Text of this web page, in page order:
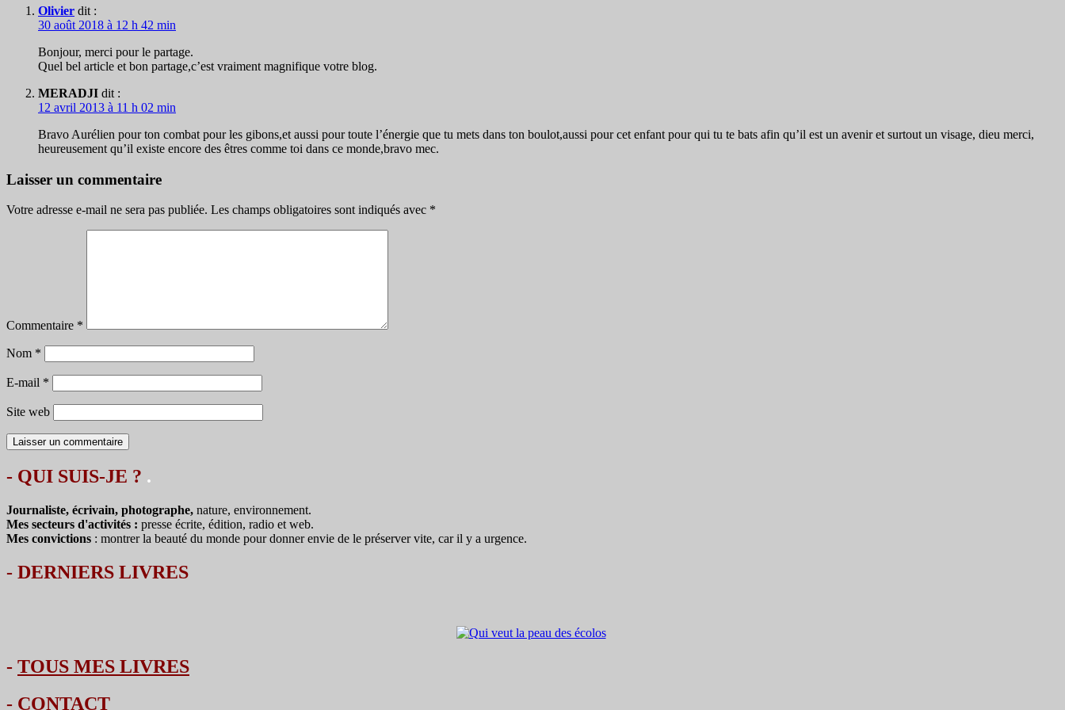
Olivier dit :
30 août 2018 à 12 h 42 min
Bonjour, merci pour le partage.
Quel bel article et bon partage,c’est vraiment magnifique votre blog.
MERADJI dit :
12 avril 2013 à 11 h 02 min
Bravo Aurélien pour ton combat pour les gibons,et aussi pour toute l’énergie que tu mets dans ton boulot,aussi pour cet enfant pour qui tu te bats afin qu’il est un avenir et surtout un visage, dieu merci,
heureusement qu’il existe encore des êtres comme toi dans ce monde,bravo mec.
Laisser un commentaire
Votre adresse e-mail ne sera pas publiée. Les champs obligatoires sont indiqués avec *
Commentaire *
Nom *
E-mail *
Site web
- QUI SUIS-JE ? .
Journaliste, écrivain, photographe, nature, environnement.
Mes secteurs d'activités : presse écrite, édition, radio et web.
Mes convictions : montrer la beauté du monde pour donner envie de le préserver vite, car il y a urgence.
- DERNIERS LIVRES
- TOUS MES LIVRES
- CONTACT